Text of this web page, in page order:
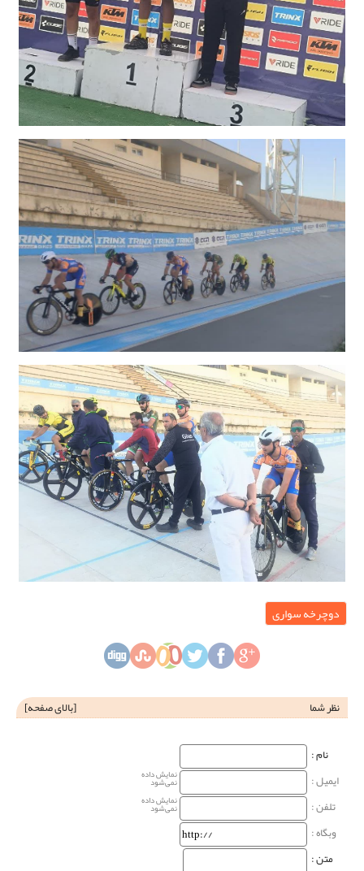
دوچرخه سواری
نظر شما [بالای صفحه]
نام‌ :
ایمیل :
نمایش داده
نمی‌شود
تلفن : نمایش داده
نمی‌شود
وبگاه‌ :
متن :